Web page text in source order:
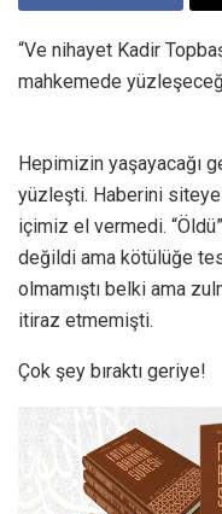
“Ve nihayet Kadir
mahkemede
Hepimizin yaşayacağı
yüzleşti. Haberini
içimiz el vermedi.
değildi ama kötülüğe
olmamıştı belki ama
itiraz etmemişti.
Çok şey bıraktı geriye!